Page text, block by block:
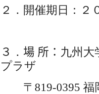
２．開催期日：２
３ ． 場 所： 九州
プラザ
〒819-0395 福